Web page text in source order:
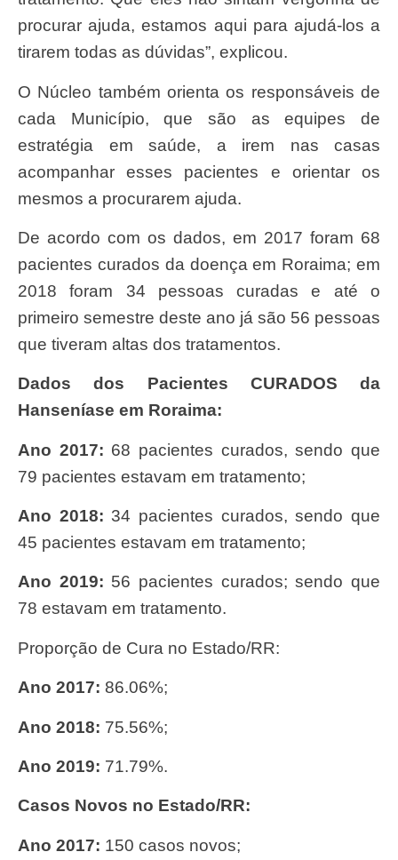
procurar ajuda, estamos aqui para ajudá-los a
tirarem todas as dúvidas”, explicou.
O Núcleo também orienta os responsáveis de
cada Município, que são as equipes de
estratégia em saúde, a irem nas casas
acompanhar esses pacientes e orientar os
mesmos a procurarem ajuda.
De acordo com os dados, em 2017 foram 68
pacientes curados da doença em Roraima; em
2018 foram 34 pessoas curadas e até o
primeiro semestre deste ano já são 56 pessoas
que tiveram altas dos tratamentos.
Dados dos Pacientes CURADOS da
Hanseníase em Roraima:
Ano 2017: 68 pacientes curados, sendo que
79 pacientes estavam em tratamento;
Ano 2018: 34 pacientes curados, sendo que
45 pacientes estavam em tratamento;
Ano 2019: 56 pacientes curados; sendo que
78 estavam em tratamento.
Proporção de Cura no Estado/RR:
Ano 2017: 86.06%;
Ano 2018: 75.56%;
Ano 2019: 71.79%.
Casos Novos no Estado/RR:
Ano 2017: 150 casos novos;